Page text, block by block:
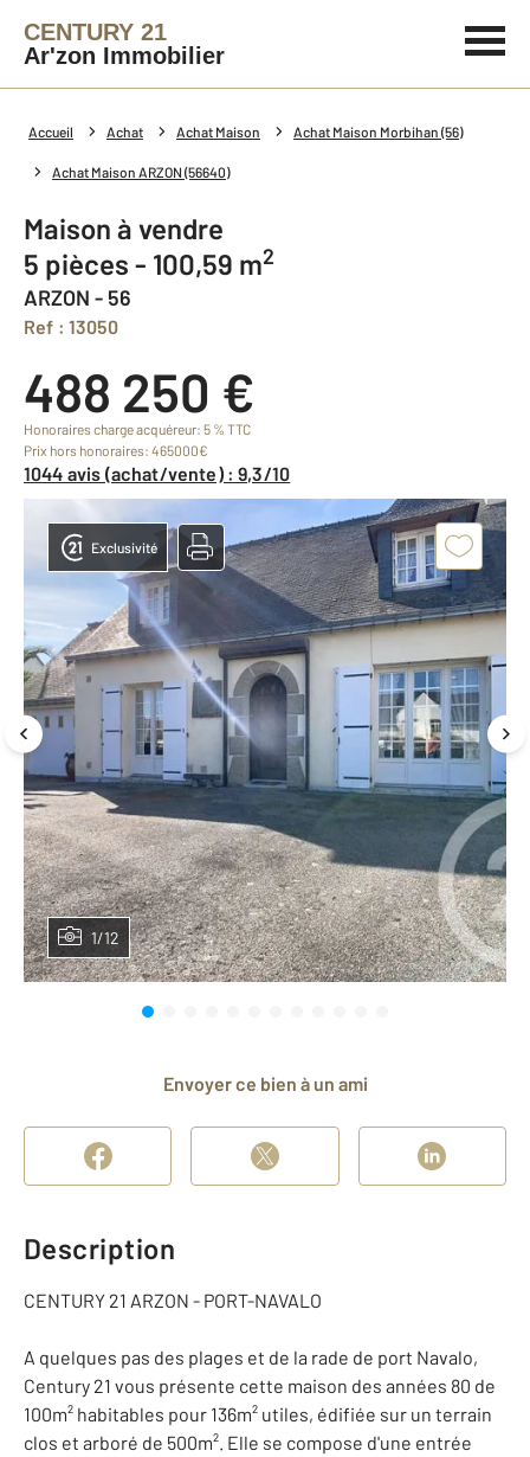
CENTURY 21
Ar'zon Immobilier
Accueil Achat Achat Maison Achat Maison Morbihan (56)
Achat Maison ARZON (56640)
Maison à vendre
5 pièces - 100,59 m2
ARZON - 56
Ref : 13050
488 250 €
Honoraires charge acquéreur: 5 % TTC
Prix hors honoraires: 465000€
1044 avis (achat/vente) : 9,3/10
1/12
Exclusivité
Envoyer ce bien à un ami
Description
CENTURY 21 ARZON - PORT-NAVALO
A quelques pas des plages et de la rade de port Navalo,
Century 21 vous présente cette maison des années 80 de
100m² habitables pour 136m² utiles, édifiée sur un terrain
clos et arboré de 500m². Elle se compose d'une entrée